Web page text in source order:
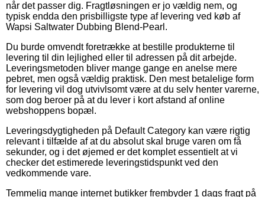
når det passer dig. Fragtløsningen er jo vældig nem, og
typisk endda den prisbilligste type af levering ved køb af
Wapsi Saltwater Dubbing Blend-Pearl.
Du burde omvendt foretrække at bestille produkterne til
levering til din lejlighed eller til adressen på dit arbejde.
Leveringsmetoden bliver mange gange en anelse mere
pebret, men også vældig praktisk. Den mest betalelige form
for levering vil dog utvivlsomt være at du selv henter varerne,
som dog beroer på at du lever i kort afstand af online
webshoppens bopæl.
Leveringsdygtigheden på Default Category kan være rigtig
relevant i tilfælde af at du absolut skal bruge varen om få
sekunder, og i det øjemed er det komplet essentielt at vi
checker det estimerede leveringstidspunkt ved den
vedkommende vare.
Temmelig mange internet butikker frembyder 1 dags fragt på